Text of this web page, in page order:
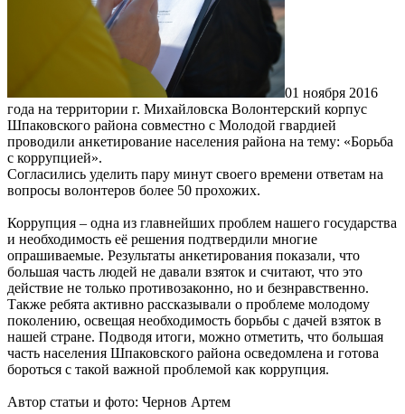
01 ноября 2016
года на территории г. Михайловска Волонтерский корпус
Шпаковского района совместно с Молодой гвардией
проводили анкетирование населения района на тему: «Борьба
с коррупцией».
Согласились уделить пару минут своего времени ответам на
вопросы волонтеров более 50 прохожих.
Коррупция – одна из главнейших проблем нашего государства
и необходимость её решения подтвердили многие
опрашиваемые. Результаты анкетирования показали, что
большая часть людей не давали взяток и считают, что это
действие не только противозаконно, но и безнравственно.
Также ребята активно рассказывали о проблеме молодому
поколению, освещая необходимость борьбы с дачей взяток в
нашей стране. Подводя итоги, можно отметить, что большая
часть населения Шпаковского района осведомлена и готова
бороться с такой важной проблемой как коррупция.
Автор статьи и фото: Чернов Артем